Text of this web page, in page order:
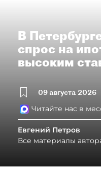
В
спрос на
высоким
09 августа 2026
Читайте нас в
Евгений Петров
Все материалы